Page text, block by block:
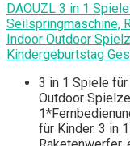
DAOUZL 3 in 1
Seilspringmaschine,
Indoor Outdoor
Kindergeburtstag
3 in 1 Spiele
Outdoor
für Kinder. 3 in